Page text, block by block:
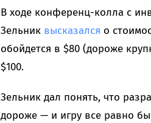
В ходе конференц-колла с
Зельник высказался о
обойдется в $80 (дороже
$100.
Зельник дал понять, что
дороже — и игру все равно